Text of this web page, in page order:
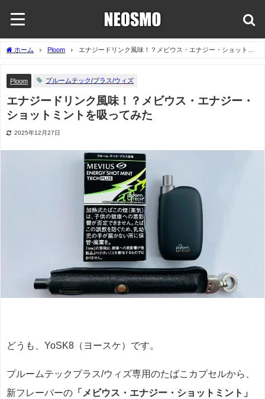
ホーム Ploom
エナジードリンク風味！？メビウス・エナジー・ショットミ
Ploom プルームテック/プラス/ウィズ
エナジードリンク風味！？メビウス・エナジー・
ショットミントを吸ってみた
2025年12月27日
どうも、YoSK8（ヨースケ）です。
プルームテックプラス/ウィズ専用のたばこカプセルから、
新フレーバーの 「メビウス・エナジー・ショットミント」